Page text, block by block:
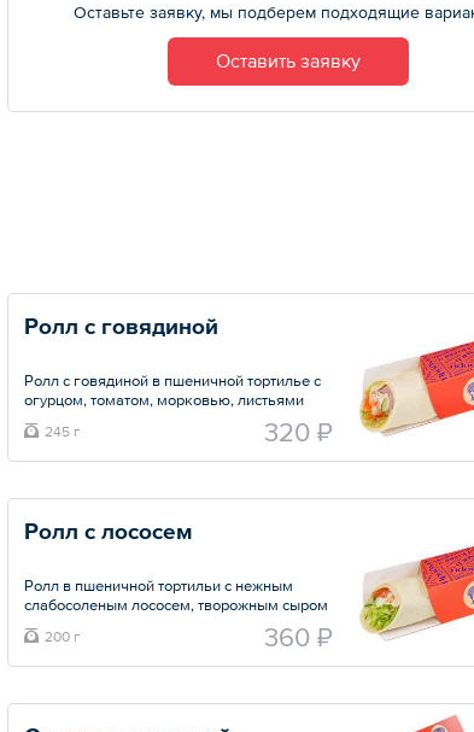
Оставьте заявку, мы подберем подходящие
Оставить заявку
Ролл с говядиной
Ролл с говядиной в пшеничной тортилье с
огурцом, томатом, морковью, листьями
салата айсберг и соусом на основе
майонеза, творожного сыра, соуса терияки
и барбекю. Удобно взять в дорогу
Общий вес – 245 г
245 г 320 ₽
Ролл с лососем
Ролл в пшеничной тортильи с нежным
слабосоленым лососем, творожным сыром
и овощами. Удобно взять в дорогу.
Общий вес – 200 г
200 г 360 ₽